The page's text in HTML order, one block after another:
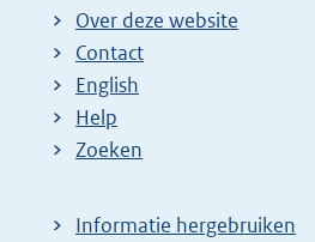
Over deze website
Contact
English
Help
Zoeken
Informatie hergebruiken